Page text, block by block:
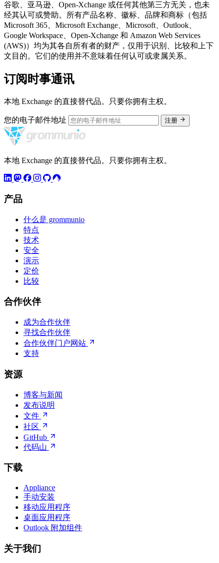
谷歌、亚马逊、Open-Xchange 或任何其他第三方无关，也未
经其认可或赞助。所有产品名称、徽标、品牌和商标（包括
Microsoft 365、Microsoft Exchange、Microsoft、Outlook、
Google Workspace、Open-Xchange 和 Amazon Web Services
(AWS)）均为其各自所有者的财产，仅用于识别、比较和上下
文目的。它们的使用并不意味着任何认可或隶属关系。
订阅时事通讯
本地 Exchange 的直接替代品。只要你拥有主权。
您的电子邮件地址 注册
本地 Exchange 的直接替代品。只要你拥有主权。
产品
什么是 grommunio
特点
技术
安全
演示
定价
比较
合作伙伴
成为合作伙伴
寻找合作伙伴
合作伙伴门户网站
支持
资源
博客与新闻
发布说明
文件
社区
GitHub
代码山
下载
Appliance
手动安装
移动应用程序
桌面应用程序
Outlook 附加组件
关于我们